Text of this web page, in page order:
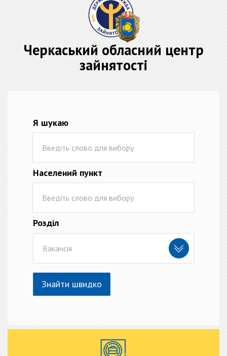
Черкаський обласний центр
зайнятості
Я шукаю
Населений пункт
Розділ
Вакансія
Знайти швидко